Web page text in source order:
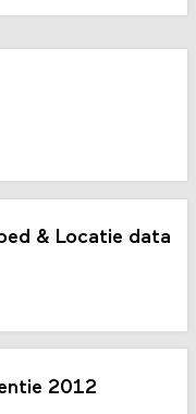
& Locatie data
2012